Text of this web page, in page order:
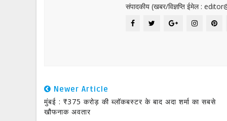
संपादकीय (खबर/विज्ञप्ति ईमेल :
Newer Article
मुंबई : ₹375 करोड़ की ब्लॉकबस्टर के बाद अदा शर्मा का सबसे
खौफनाक अवतार